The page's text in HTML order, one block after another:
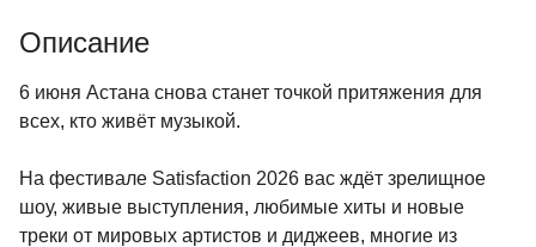
Описание
6 июня Астана снова станет точкой притяжения для
всех, кто живёт музыкой.
На фестивале Satisfaction 2026 вас ждёт зрелищное
шоу, живые выступления, любимые хиты и новые
треки от мировых артистов и диджеев, многие из